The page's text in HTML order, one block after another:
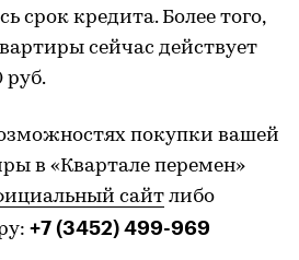
срок кредита. Более того,
сейчас действует
руб.
покупки вашей
в «Квартале перемен»
сайт либо
+7 (3452) 499-969